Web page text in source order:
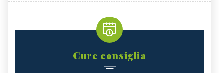
Cure consiglia